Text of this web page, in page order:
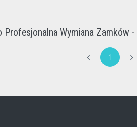
Profesjonalna Wymiana Zamków
1